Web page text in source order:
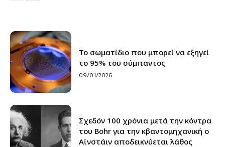
Το σωματίδιο που μπορεί να εξηγεί
το 95% του σύμπαντος
09/01/2026
Σχεδόν 100 χρόνια μετά την κόντρα
του Bohr για την κβαντομηχανική ο
Αϊνστάιν αποδεικνύεται λάθος